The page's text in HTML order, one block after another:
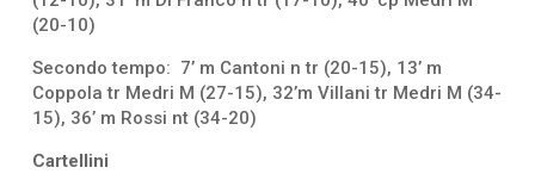
(20-10)
Secondo tempo: 7’ m Cantoni n tr (20-15), 13’ m
Coppola tr Medri M (27-15), 32’m Villani tr Medri M (34-
15), 36’ m Rossi nt (34-20)
Cartellini